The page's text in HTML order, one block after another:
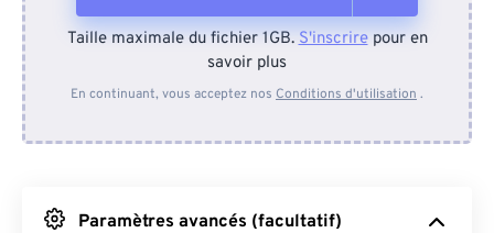
Depuis l'appareil
Depuis Google Drive
Taille maximale du fichier 1GB.S'inscrirepour en
savoir plus
En continuant, vous acceptez nos Conditions d'utilisation .
Paramètres avancés (facultatif)